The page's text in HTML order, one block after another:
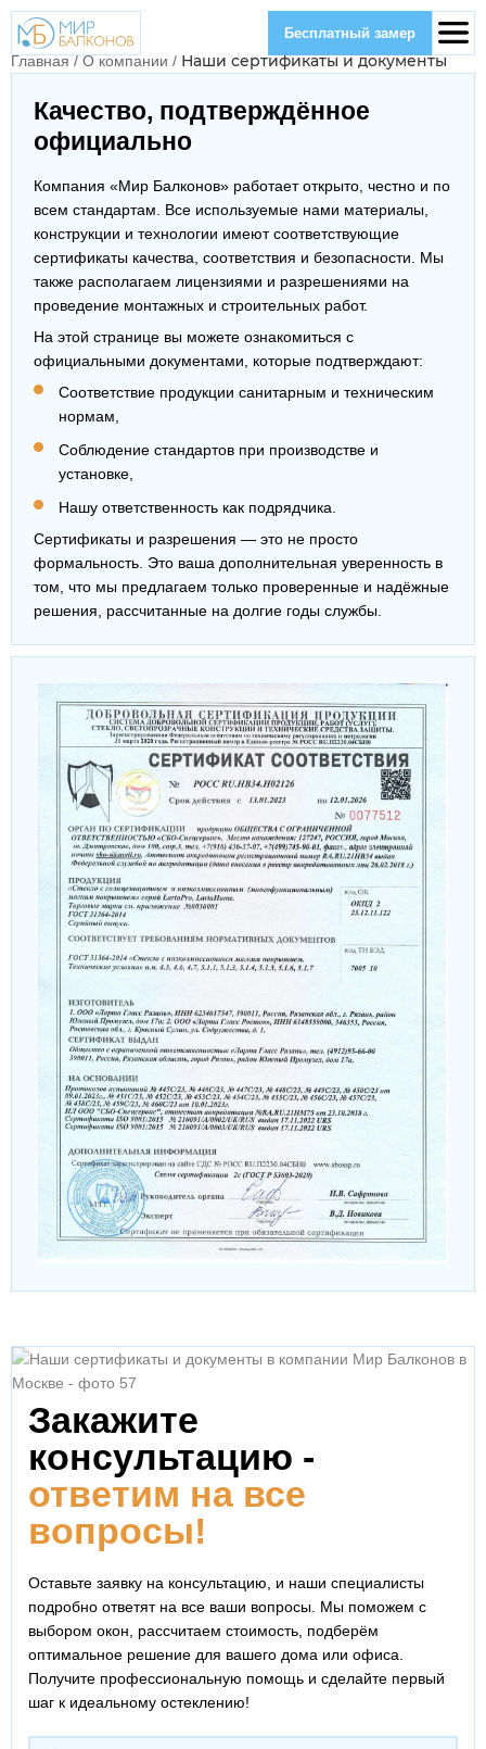
Бесплатный замер
Главная/О компании / Наши сертификаты и документы
Качество, подтверждённое
официально
Компания «Мир Балконов» работает открыто, честно и по
всем стандартам. Все используемые нами материалы,
конструкции и технологии имеют соответствующие
сертификаты качества, соответствия и безопасности. Мы
также располагаем лицензиями и разрешениями на
проведение монтажных и строительных работ.
На этой странице вы можете ознакомиться с
официальными документами, которые подтверждают:
Соответствие продукции санитарным и техническим
нормам,
Соблюдение стандартов при производстве и
установке,
Нашу ответственность как подрядчика.
Сертификаты и разрешения — это не просто
формальность. Это ваша дополнительная уверенность в
том, что мы предлагаем только проверенные и надёжные
решения, рассчитанные на долгие годы службы.
Закажите
консультацию -
ответим на все
вопросы!
Оставьте заявку на консультацию, и наши специалисты
подробно ответят на все ваши вопросы. Мы поможем с
выбором окон, рассчитаем стоимость, подберём
оптимальное решение для вашего дома или офиса.
Получите профессиональную помощь и сделайте первый
шаг к идеальному остеклению!